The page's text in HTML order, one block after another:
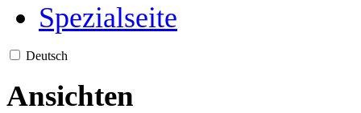
Spezialseite
Deutsch
Ansichten